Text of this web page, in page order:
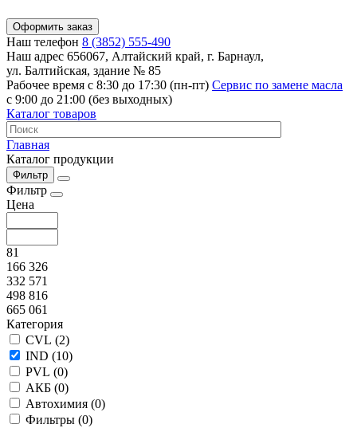
Оформить заказ
Наш телефон 8 (3852) 555-490
Наш адрес 656067, Алтайский край, г. Барнаул,
ул. Балтийская, здание № 85
Рабочее время с 8:30 до 17:30 (пн-пт) Сервис по замене масла
с 9:00 до 21:00 (без выходных)
Каталог товаров
Главная
Каталог продукции
Фильтр
Фильтр
Цена
81
166 326
332 571
498 816
665 061
Категория
CVL (2)
IND (10)
PVL (0)
АКБ (0)
Автохимия (0)
Фильтры (0)